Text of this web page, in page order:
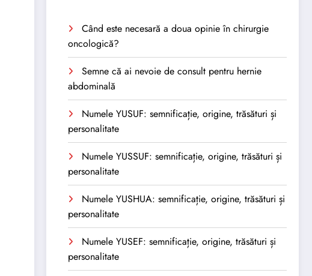
Când este necesară a doua opinie în chirurgie
oncologică?
Semne că ai nevoie de consult pentru hernie
abdominală
Numele YUSUF: semnificație, origine, trăsături și
personalitate
Numele YUSSUF: semnificație, origine, trăsături și
personalitate
Numele YUSHUA: semnificație, origine, trăsături și
personalitate
Numele YUSEF: semnificație, origine, trăsături și
personalitate